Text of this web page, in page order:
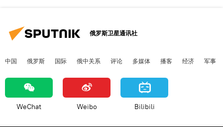
俄罗斯卫星通讯社
中国 俄罗斯 国际 俄中关系 评论 多媒体 播客 经济 军事
WeChat Weibo Bilibili